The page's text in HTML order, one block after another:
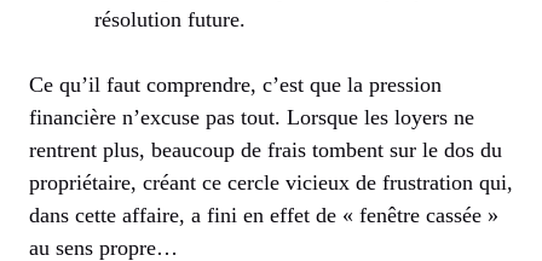
résolution future.
Ce qu’il faut comprendre, c’est que la pression
financière n’excuse pas tout. Lorsque les loyers ne
rentrent plus, beaucoup de frais tombent sur le dos du
propriétaire, créant ce cercle vicieux de frustration qui,
dans cette affaire, a fini en effet de « fenêtre cassée »
au sens propre…